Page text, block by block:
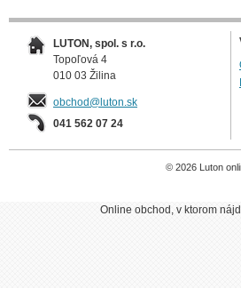
LUTON, spol. s r.o.
Topoľová 4
010 03 Žilina
obchod@luton.sk
041 562 07 24
© 2026 Luton
Online obchod, v ktorom